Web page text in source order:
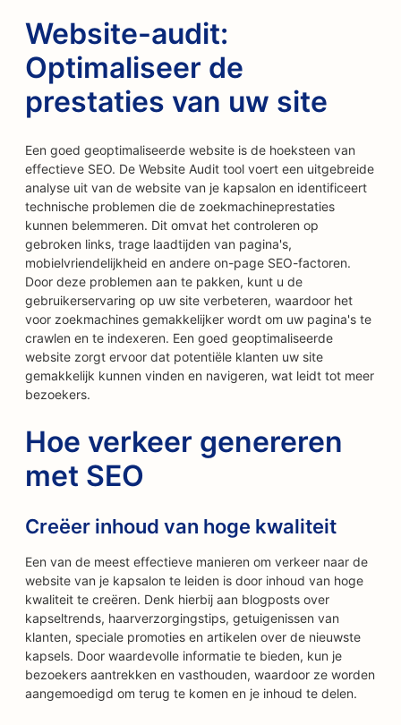
Website-audit:
Optimaliseer de
prestaties van uw site
Een goed geoptimaliseerde website is de hoeksteen van
effectieve SEO. De Website Audit tool voert een uitgebreide
analyse uit van de website van je kapsalon en identificeert
technische problemen die de zoekmachineprestaties
kunnen belemmeren. Dit omvat het controleren op
gebroken links, trage laadtijden van pagina's,
mobielvriendelijkheid en andere on-page SEO-factoren.
Door deze problemen aan te pakken, kunt u de
gebruikerservaring op uw site verbeteren, waardoor het
voor zoekmachines gemakkelijker wordt om uw pagina's te
crawlen en te indexeren. Een goed geoptimaliseerde
website zorgt ervoor dat potentiële klanten uw site
gemakkelijk kunnen vinden en navigeren, wat leidt tot meer
bezoekers.
Hoe verkeer genereren
met SEO
Creëer inhoud van hoge kwaliteit
Een van de meest effectieve manieren om verkeer naar de
website van je kapsalon te leiden is door inhoud van hoge
kwaliteit te creëren. Denk hierbij aan blogposts over
kapseltrends, haarverzorgingstips, getuigenissen van
klanten, speciale promoties en artikelen over de nieuwste
kapsels. Door waardevolle informatie te bieden, kun je
bezoekers aantrekken en vasthouden, waardoor ze worden
aangemoedigd om terug te komen en je inhoud te delen.